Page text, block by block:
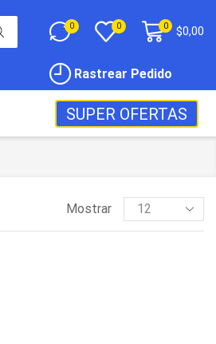
0 0 0 $0,00
Rastrear Pedido
SUPER OFERTAS
Mostrar